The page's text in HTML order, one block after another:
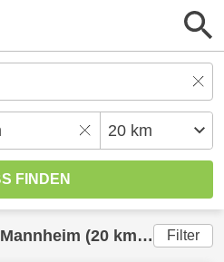
Mannheim (20 km) gefunden Filter